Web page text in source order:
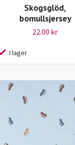
Skogsglöd,
bomullsjersey
22.00 kr
I lager